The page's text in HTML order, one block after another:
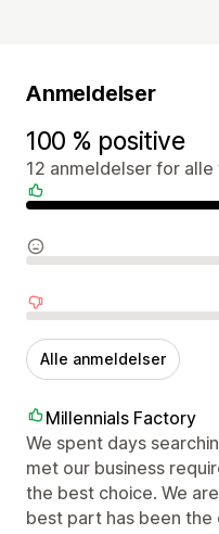
Anmeldelser
100 % positive
12 anmeldelser for
Positive anmeldelser
Neutrale anmeldelser
Negative anmeldelser
Alle anmeldelser
Millennials Factory
We spent days
met our business
the best choice. We
best part has been